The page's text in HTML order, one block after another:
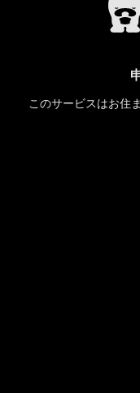
このサービスはお住